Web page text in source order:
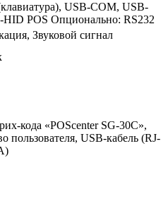
USB-COM, USB-
POS Опционально: RS232
Звуковой сигнал
кода «POScenter SG-30C»,
пользователя, USB-кабель (RJ-